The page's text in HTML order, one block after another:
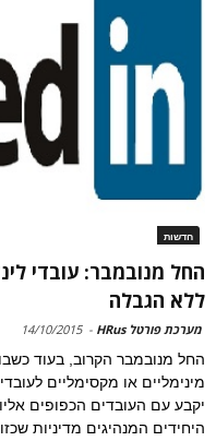
חדשות
החל מנובמבר: עובדי
ללא הגבלה
מערכת פורטל HRus -
14/10/2015
החל מנובמבר הקרוב, בעוד
מינימליים או מקסימליים
יקבע עם העובדים הכפופים
היחידים המנהיגים מדיניות